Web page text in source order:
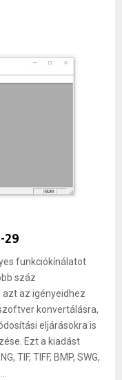
funkciókínálatot
száz
az igényeidhez
konvertálásra,
eljárásokra is
Ezt a kiadást
TIF, TIFF, BMP, SWG,